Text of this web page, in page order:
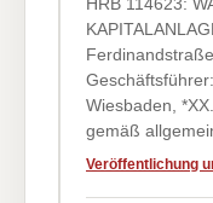
Wiesbaden,
gemäß
Veröffentlichung